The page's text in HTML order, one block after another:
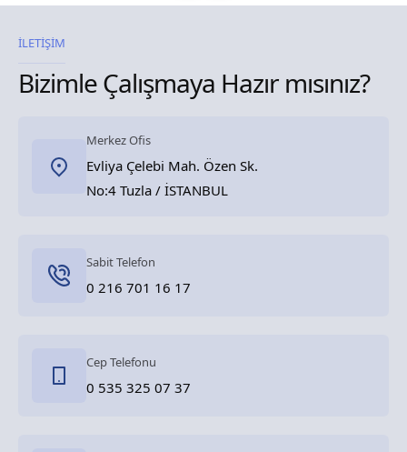
İLETİŞİM
Bizimle Çalışmaya Hazır mısınız?
Merkez Ofis
Evliya Çelebi Mah. Özen Sk.
No:4 Tuzla / İSTANBUL
Sabit Telefon
0 216 701 16 17
Cep Telefonu
0 535 325 07 37